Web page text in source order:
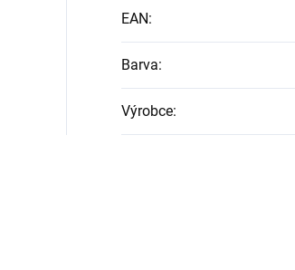
EAN:
Barva:
Výrobce: